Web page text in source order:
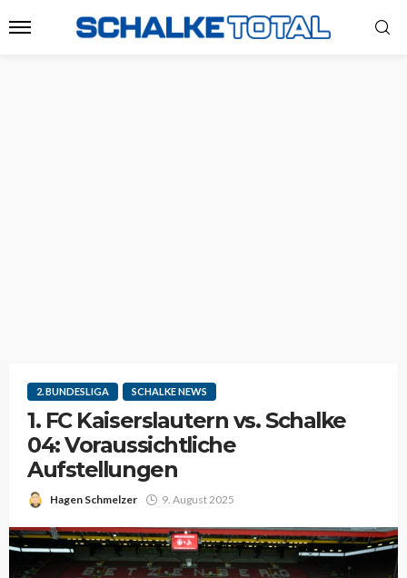
2. BUNDESLIGA SCHALKE NEWS
1. FC Kaiserslautern vs. Schalke
04: Voraussichtliche
Aufstellungen
Hagen Schmelzer 9. August 2025